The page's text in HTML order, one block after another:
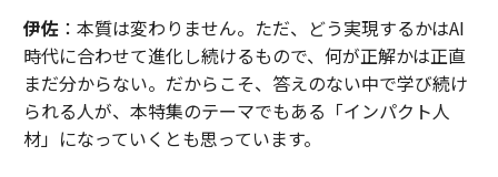
伊佐：本質は変わりません。ただ、どう実現するかはAI
時代に合わせて進化し続けるもので、何が正解かは正直
まだ分からない。だからこそ、答えのない中で学び続け
られる人が、本特集のテーマでもある「インパクト人
材」になっていくとも思っています。